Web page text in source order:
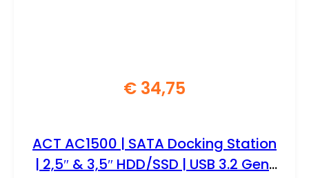
€ 34,75
ACT AC1500 | SATA Docking Station
| 2,5″ & 3,5″ HDD/SSD | USB 3.2 Gen1